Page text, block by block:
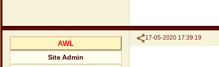
Поделиться
17-05-2020 17:39:19
AWL
Site Admin